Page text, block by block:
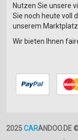
Nutzen Sie unsere
Sie noch heute voll
unserem Marktplatz
Wir bieten Ihnen
2025CARANDOO.DE